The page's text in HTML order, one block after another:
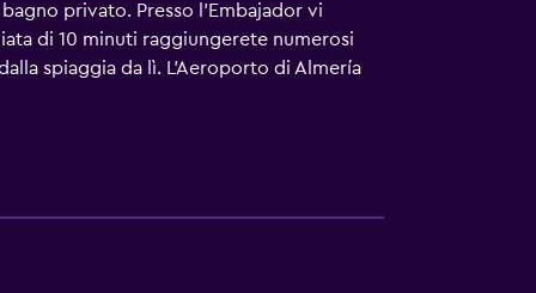
privato. Presso l'Embajador vi
di 10 minuti raggiungerete numerosi
spiaggia da lì. L'Aeroporto di Almería